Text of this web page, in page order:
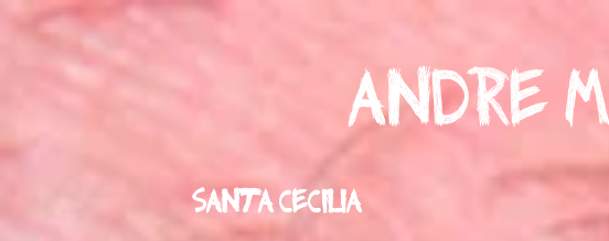
Skip
Andre
Santa Cecilia